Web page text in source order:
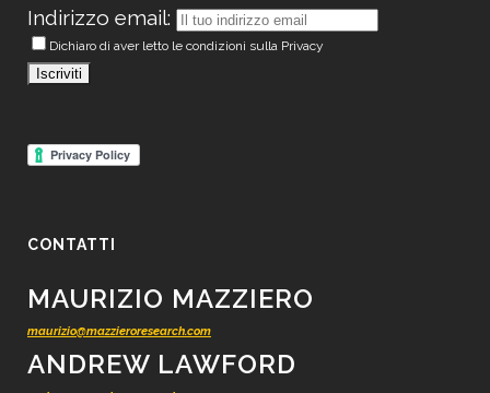
Indirizzo email:
Dichiaro di aver letto le condizioni sulla Privacy
CONTATTI
MAURIZIO MAZZIERO
maurizio@mazzieroresearch.com
ANDREW LAWFORD